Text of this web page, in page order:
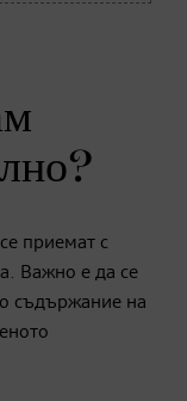
приемат с
Важно е да се
съдържание на